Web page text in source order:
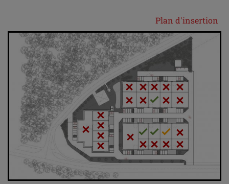
Plan d'insertion